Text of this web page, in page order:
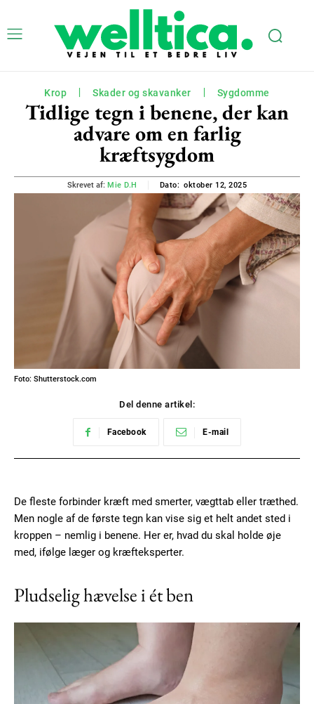
Krop Skader og skavanker Sygdomme
Tidlige tegn i benene, der kan
advare om en farlig
kræftsygdom
Skrevet af: Mie D.H Dato: oktober 12, 2025
Foto: Shutterstock.com
Del denne artikel:
Facebook E-mail
De fleste forbinder kræft med smerter, vægttab eller træthed.
Men nogle af de første tegn kan vise sig et helt andet sted i
kroppen – nemlig i benene. Her er, hvad du skal holde øje
med, ifølge læger og kræfteksperter.
Pludselig hævelse i ét ben